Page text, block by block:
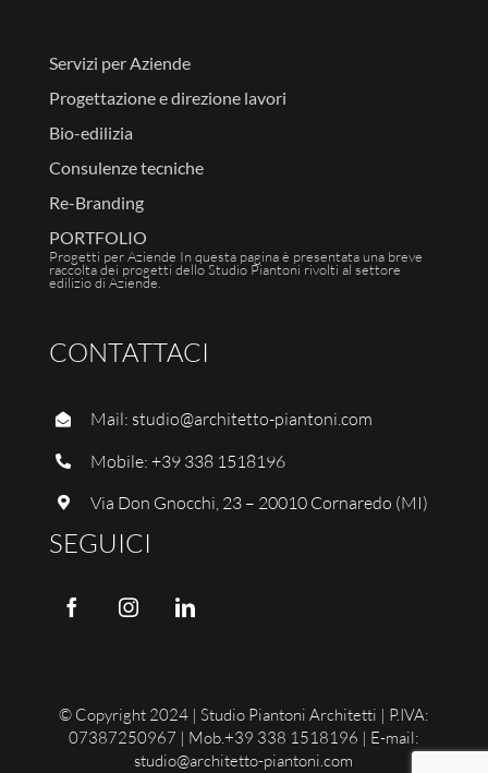
Servizi per Aziende
Progettazione e direzione lavori
Bio-edilizia
Consulenze tecniche
Re-Branding
PORTFOLIO
Progetti per Aziende In questa pagina è presentata una breve
raccolta dei progetti dello Studio Piantoni rivolti al settore
edilizio di Aziende.
CONTATTACI
Mail: studio@architetto-piantoni.com
Mobile:+39 338 1518196
Via Don Gnocchi, 23 – 20010 Cornaredo (MI)
SEGUICI
© Copyright 2024 | Studio Piantoni Architetti | P.IVA:
07387250967 | Mob.+39 338 1518196 | E-mail:
studio@architetto-piantoni.com